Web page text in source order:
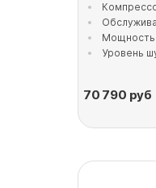
Мощность
Уровень
70 790 руб